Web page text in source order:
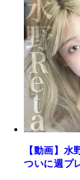
【動画】
ついに週プ